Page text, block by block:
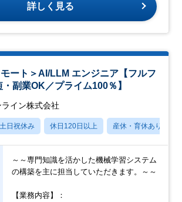
詳しく見る
ート＞AI/LLM エンジニア【フルフ
副業OK／プライム100％】
イン株式会社
土日祝休み 休日120日以上 産休・育休あり
～～専門知識を活かした機械学習システム
の構築を主に担当していただきます。～～
【業務内容】：